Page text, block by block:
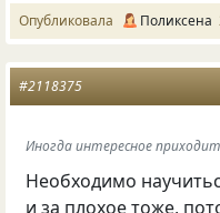
Опубликовала Поликсена
#2118375
Иногда интересное
Необходимо
и за плохое тоже,